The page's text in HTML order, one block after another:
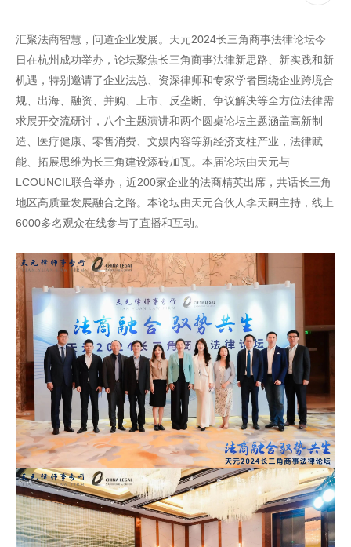
汇聚法商智慧，问道企业发展。天元2024长三角商事法律论坛今
日在杭州成功举办，论坛聚焦长三角商事法律新思路、新实践和新
机遇，特别邀请了企业法总、资深律师和专家学者围绕企业跨境合
规、出海、融资、并购、上市、反垄断、争议解决等全方位法律需
求展开交流研讨，八个主题演讲和两个圆桌论坛主题涵盖高新制
造、医疗健康、零售消费、文娱内容等新经济支柱产业，法律赋
能、拓展思维为长三角建设添砖加瓦。本届论坛由天元与
LCOUNCIL联合举办，近200家企业的法商精英出席，共话长三角
地区高质量发展融合之路。本论坛由天元合伙人李天嗣主持，线上
6000多名观众在线参与了直播和互动。